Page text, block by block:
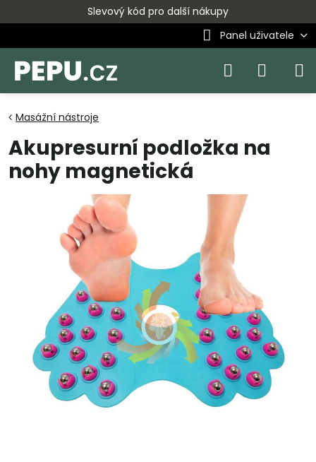
Slevový kód pro další nákupy
Panel uživatele
Masážní nástroje
Akupresurní podložka na
nohy magnetická